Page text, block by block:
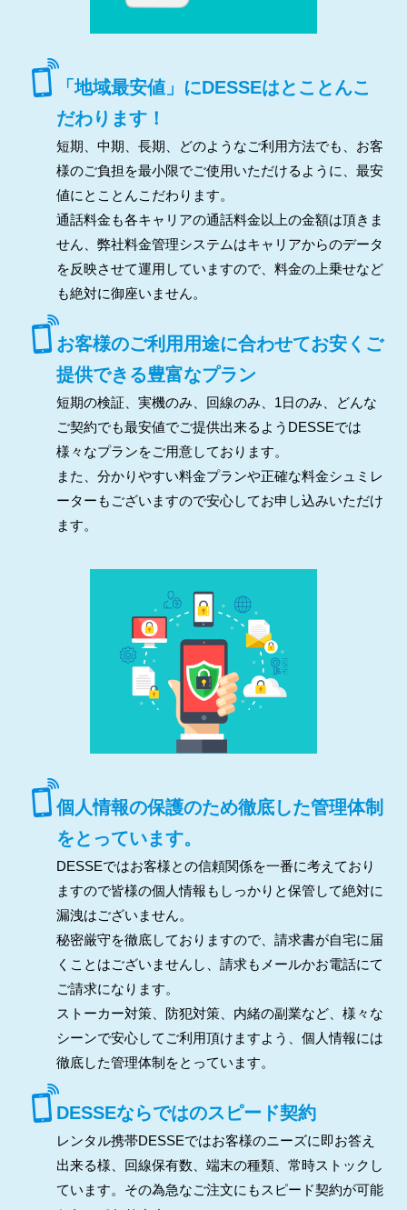
「地域最安値」にDESSEはとことんこ
だわります！
短期、中期、長期、どのようなご利用方法でも、お客
様のご負担を最小限でご使用いただけるように、最安
値にとことんこだわります。
通話料金も各キャリアの通話料金以上の金額は頂きま
せん、弊社料金管理システムはキャリアからのデータ
を反映させて運用していますので、料金の上乗せなど
も絶対に御座いません。
お客様のご利用用途に合わせてお安くご
提供できる豊富なプラン
短期の検証、実機のみ、回線のみ、1日のみ、どんな
ご契約でも最安値でご提供出来るようDESSEでは
様々なプランをご用意しております。
また、分かりやすい料金プランや正確な料金シュミレ
ーターもございますので安心してお申し込みいただけ
ます。
個人情報の保護のため徹底した管理体制
をとっています。
DESSEではお客様との信頼関係を一番に考えており
ますので皆様の個人情報もしっかりと保管して絶対に
漏洩はございません。
秘密厳守を徹底しておりますので、請求書が自宅に届
くことはございませんし、請求もメールかお電話にて
ご請求になります。
ストーカー対策、防犯対策、内緒の副業など、様々な
シーンで安心してご利用頂けますよう、個人情報には
徹底した管理体制をとっています。
DESSEならではのスピード契約
レンタル携帯DESSEではお客様のニーズに即お答え
出来る様、回線保有数、端末の種類、常時ストックし
ています。その為急なご注文にもスピード契約が可能